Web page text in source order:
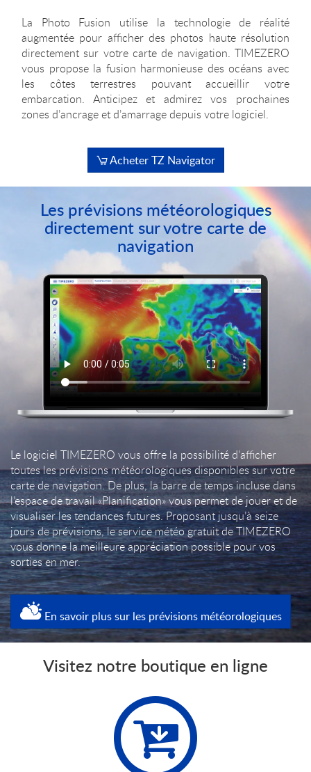
La Photo Fusion utilise la technologie de réalité
augmentée pour afficher des photos haute résolution
directement sur votre carte de navigation. TIMEZERO
vous propose la fusion harmonieuse des océans avec
les côtes terrestres pouvant accueillir votre
embarcation. Anticipez et admirez vos prochaines
zones d’ancrage et d’amarrage depuis votre logiciel.
Acheter TZ Navigator
Les prévisions météorologiques
directement sur votre carte de
navigation
Le logiciel TIMEZERO vous offre la possibilité d’afficher
toutes les prévisions météorologiques disponibles sur votre
carte de navigation. De plus, la barre de temps incluse dans
l’espace de travail «Planification» vous permet de jouer et de
visualiser les tendances futures. Proposant jusqu’à seize
jours de prévisions, le service météo gratuit de TIMEZERO
vous donne la meilleure appréciation possible pour vos
sorties en mer.
En savoir plus sur les prévisions météorologiques
Visitez notre boutique en ligne